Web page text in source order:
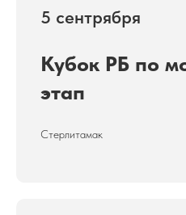
5 сентрября
Кубок РБ по
этап
Стерлитамак